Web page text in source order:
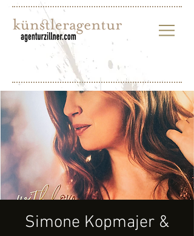
Simone Kopmajer &